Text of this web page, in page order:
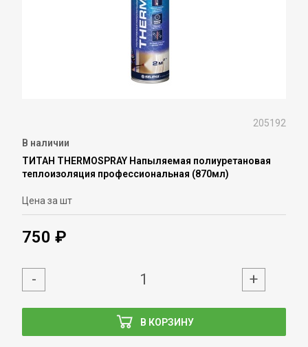
205192
В наличии
ТИТАН THERMOSPRAY Напыляемая полиуретановая
теплоизоляция профессиональная (870мл)
Цена за шт
750 ₽
В КОРЗИНУ
- +